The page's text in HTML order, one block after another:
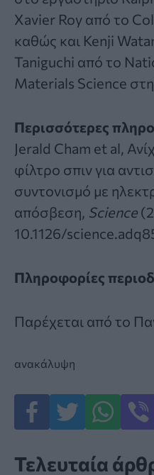
Xavier Roy από το
καθώς και Kenji
Taniguchi από το
Materials Science
Περισσότερες
Jerald Cham et al,
φίλτρο σπιν για
συντονισμό με
απόσβεση, Science
10.1126/
Πληροφορίες
Παρέχεται από το
ανακάλυψη
Τελευταία